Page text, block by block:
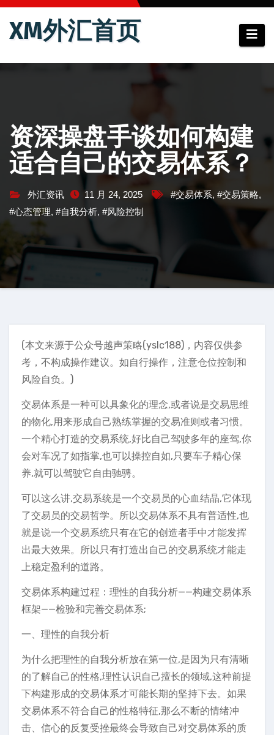
跳
XM外汇首页
资深操盘手谈如何构建
适合自己的交易体系？
外汇资讯 11 月 24, 2025 #交易体系, #交易策略,
#心态管理, #自我分析, #风险控制
(本文来源于公众号越声策略(yslc188)，内容仅供参
考，不构成操作建议。如自行操作，注意仓位控制和
风险自负。)
交易体系是一种可以具象化的理念,或者说是交易思维
的物化,用来形成自己熟练掌握的交易准则或者习惯。
一个精心打造的交易系统,好比自己驾驶多年的座驾,你
会对车况了如指掌,也可以操控自如,只要车子精心保
养,就可以驾驶它自由驰骋。
可以这么讲,交易系统是一个交易员的心血结晶,它体现
了交易员的交易哲学。所以交易体系不具有普适性,也
就是说一个交易系统只有在它的创造者手中才能发挥
出最大效果。所以只有打造出自己的交易系统才能走
上稳定盈利的道路。
交易体系构建过程：理性的自我分析——构建交易体系
框架——检验和完善交易体系;
一、理性的自我分析
为什么把理性的自我分析放在第一位,是因为只有清晰
的了解自己的性格,理性认识自己擅长的领域,这种前提
下构建形成的交易体系才可能长期的坚持下去。如果
交易体系不符合自己的性格特征,那么不断的情绪冲
击、信心的反复受挫最终会导致自己对交易体系的质